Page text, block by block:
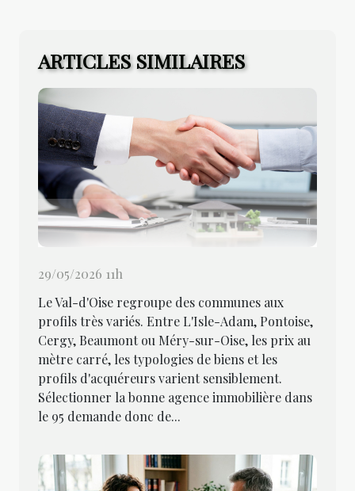
ARTICLES SIMILAIRES
29/05/2026 11h
Le Val-d'Oise regroupe des communes aux
profils très variés. Entre L'Isle-Adam, Pontoise,
Cergy, Beaumont ou Méry-sur-Oise, les prix au
mètre carré, les typologies de biens et les
profils d'acquéreurs varient sensiblement.
Sélectionner la bonne agence immobilière dans
le 95 demande donc de...